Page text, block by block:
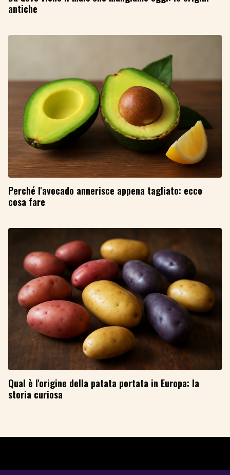
antiche
Perché l'avocado annerisce appena tagliato: ecco
cosa fare
Qual è l'origine della patata portata in Europa: la
storia curiosa